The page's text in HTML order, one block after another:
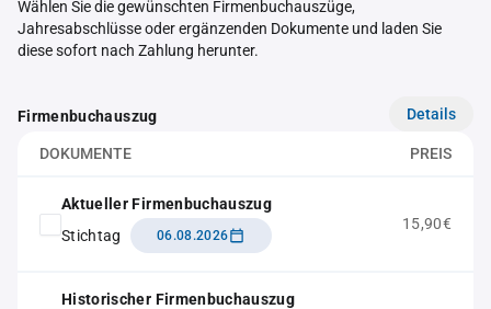
Wählen Sie die gewünschten Firmenbuchauszüge,
Jahresabschlüsse oder ergänzenden Dokumente und laden Sie
diese sofort nach Zahlung herunter.
Firmenbuchauszug Details
DOKUMENTE PREIS
Aktueller Firmenbuchauszug
Stichtag
06.08.2026
15,90€
Historischer Firmenbuchauszug